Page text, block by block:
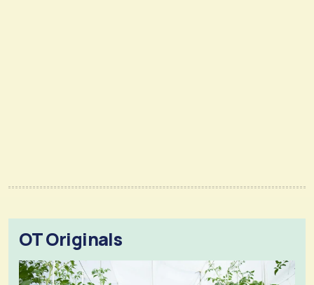
OT Originals